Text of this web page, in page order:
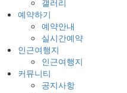
갤러리
예약하기
예약안내
실시간예약
인근여행지
인근여행지
커뮤니티
공지사항